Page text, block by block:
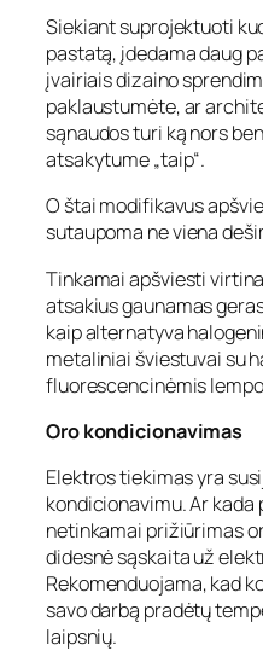
Siekiant suprojektuoti
pastatą, įdedama daug
įvairiais dizaino
paklaustumėte, ar
sąnaudos turi ką nors
atsakytume „taip“.
O štai modifikavus
sutaupoma ne viena
Tinkamai apšviesti
atsakius gaunamas
kaip alternatyva
metaliniai šviestuvai su
fluorescencinėmis
Oro kondicionavimas
Elektros tiekimas yra
kondicionavimu. Ar kada
netinkamai prižiūrimas
didesnė sąskaita už
Rekomenduojama, kad
savo darbą pradėtų
laipsnių.